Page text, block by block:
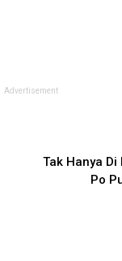
Advertisement
Tak Hanya Di
Po